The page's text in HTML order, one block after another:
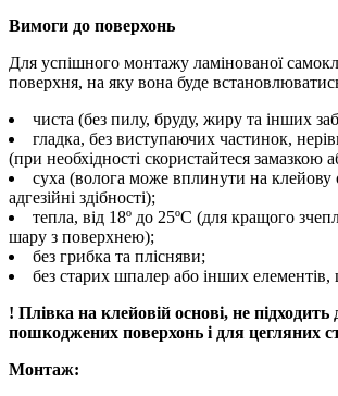
Вимоги до поверхонь
Для успішного монтажу ламінованої
поверхня, на яку вона буде
чиста (без пилу, бруду, жиру та інших
гладка, без виступаючих частинок,
(при необхідності скористайтеся замазкою
суха (волога може вплинути на клейову
адгезійні здібності);
тепла, від 18º до 25ºС (для кращого
шару з поверхнею);
без грибка та плісняви;
без старих шпалер або інших
! Плівка на клейовій основі, не
пошкоджених поверхонь і для цегляних
Монтаж: